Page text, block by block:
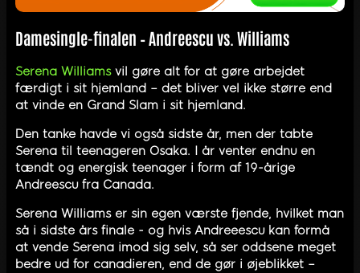
Damesingle-finalen – Andreescu vs. Williams
Serena Williamsvil gøre alt for at gøre arbejdet
færdigt i sit hjemland – det bliver vel ikke større end
at vinde en Grand Slam i sit hjemland.
Den tanke havde vi også sidste år, men der tabte
Serena til teenageren Osaka. I år venter endnu en
tændt og energisk teenager i form af 19-årige
Andreescu fra Canada.
Serena Williams er sin egen værste fjende, hvilket man
så i sidste års finale - og hvis Andreeescu kan formå
at vende Serena imod sig selv, så ser oddsene meget
bedre ud for canadieren, end de gør i øjeblikket –